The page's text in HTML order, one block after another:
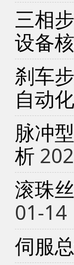
三相
设备
刹车
自动
脉冲
析
滚珠
01-14
伺服